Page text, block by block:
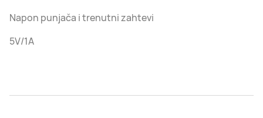
Napon punjača i trenutni zahtevi
5V/1A